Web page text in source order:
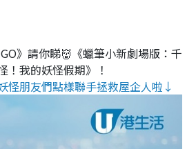
》請你睇👹《蠟筆小新劇場版：千
！我的妖怪假期》！
怪朋友們點樣聯手拯救屋企人啦↓